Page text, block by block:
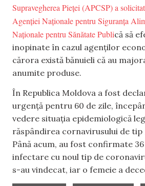
Supravegherea Pieței (APCSP) a
Agenției Naționale pentru Siguranța
Naționale pentru Sănătate Publică să
inopinate în cazul agenților
cărora există bănuieli că au
anumite produse.
În Republica Moldova a fost
urgență pentru 60 de zile,
vedere situația epidemiologică
răspândirea cornavirusului de tip
Până acum, au fost confirmate
infectare cu noul tip de
s-au vindecat, iar o femeie a